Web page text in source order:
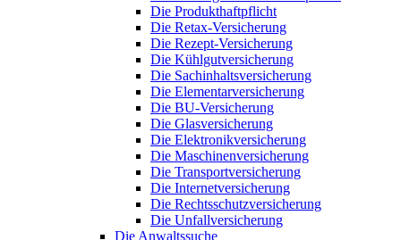
Die Produkthaftpflicht
Die Retax-Versicherung
Die Rezept-Versicherung
Die Kühlgutversicherung
Die Sachinhaltsversicherung
Die Elementarversicherung
Die BU-Versicherung
Die Glasversicherung
Die Elektronikversicherung
Die Maschinenversicherung
Die Transportversicherung
Die Internetversicherung
Die Rechtsschutzversicherung
Die Unfallversicherung
Die Anwaltssuche